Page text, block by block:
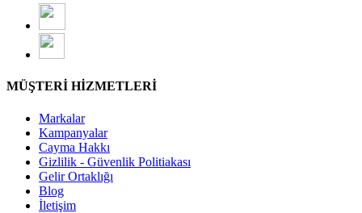
MÜŞTERİ HİZMETLERİ
Markalar
Kampanyalar
Cayma Hakkı
Gizlilik - Güvenlik Politiakası
Gelir Ortaklığı
Blog
İletişim